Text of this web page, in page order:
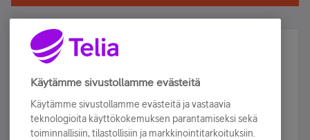
Älä jää paitsi – osallistu ja voita!
Tilaa Telian uutiskirje ja olet mukana arvonnassa.
sähköpostiisi.
Käytämme sivustollamme evästeitä
Käytämme sivustollamme evästeitä ja vastaavia
teknologioita käyttökokemuksen parantamiseksi sekä
toiminnallisiin, tilastollisiin ja markkinointitarkoituksiin.